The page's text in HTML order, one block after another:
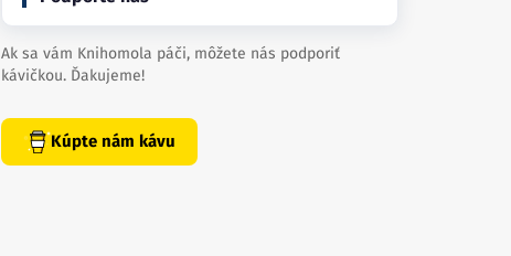
Ak sa vám Knihomola páči, môžete nás podporiť
kávičkou. Ďakujeme!
Kúpte nám kávu